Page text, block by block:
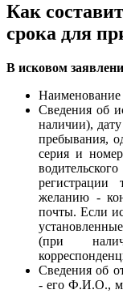
Как
срока для
В исковом
Наименование
Сведения об
наличии),
пребывания,
серия и
регистрации
желанию -
почты. Если
(при
Сведения об
- его Ф.И.О.,